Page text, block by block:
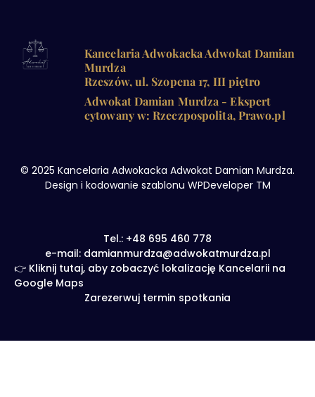
Kancelaria Adwokacka Adwokat Damian
Murdza
Rzeszów, ul. Szopena 17, III piętro
Adwokat Damian Murdza - Ekspert
cytowany w: Rzeczpospolita, Prawo.pl
© 2025 Kancelaria Adwokacka Adwokat Damian Murdza.
Design i kodowanie szablonu WPDeveloper TM
Tel.: +48 695 460 778
e-mail: damianmurdza@adwokatmurdza.pl
👉 Kliknij tutaj, aby zobaczyć lokalizację Kancelarii na
Google Maps
Zarezerwuj termin spotkania